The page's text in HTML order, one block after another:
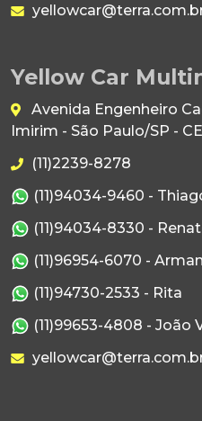
Yellow Car
Avenida Engenheiro
Imirim - São Paulo/SP -
(11)2239-8278
(11)94034-9460 -
(11)94034-8330 -
(11)96954-6070 -
(11)94730-2533 - Rita
(11)99653-4808 - João